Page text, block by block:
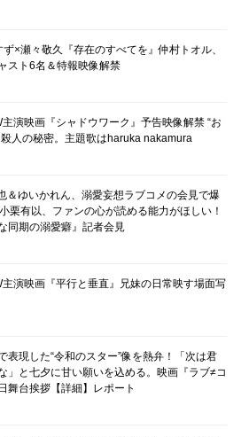
×瀬々敬久『存在のすべてを』仲村トオル、
スト6名＆特報映像解禁
演映画『シャドウワーク』予告映像解禁 “お
殺人の秘密。主題歌はharuka nakamura
＆ゆいかれん、溺愛妄想ラブコメの会見で爆
栗有以、ファンの心が読める能力がほしい！
同期の溺愛癖』記者会見
演映画『平行と垂直』兄妹の日常映す場面写
表現した“令和のスター”像を熱弁！「次は君
」と七夕に甘い願いを込める。映画『ラブ≠コ
舞台挨拶【詳細】レポート